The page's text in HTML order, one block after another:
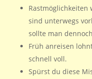
Rastmöglichkeiten
sind unterwegs
sollte man
Früh anreisen
schnell voll.
Spürst du diese